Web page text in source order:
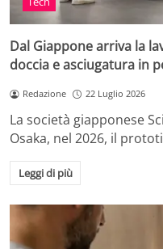
Dal Giappone arriva la
doccia e asciugatura in
Redazione 22 Luglio 2026
La società giapponese
Osaka, nel 2026, il
Leggi di più